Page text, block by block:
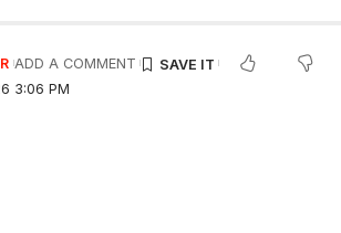
3:06 PM
ADD A COMMENT